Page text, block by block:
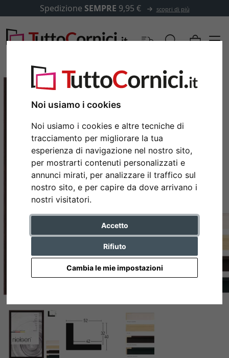
Noi usiamo i cookies
Noi usiamo i cookies e altre tecniche di
tracciamento per migliorare la tua
esperienza di navigazione nel nostro sito,
per mostrarti contenuti personalizzati e
annunci mirati, per analizzare il traffico sul
nostro sito, e per capire da dove arrivano i
nostri visitatori.
Accetto
Rifiuto
Cambia le mie impostazioni
Spedizione SEMPRE 9,95 € scopri di più
Indietro